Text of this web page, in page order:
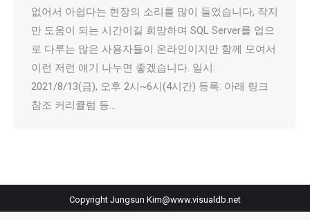
없어서 아쉽다는 현장의 소리를 많이 들었습니다, 작지
만 도움이 되는 시간이길 희망하며 SQL Server를 업으
로 다루는 많은 사용자들이 온라인이지만 함께 모여서
이런 저런 얘기 나누면 좋겠습니다. 일시:
2021/8/13(금), 오후 2시~6시(4시간) 등록: 아래 링크
참조 커리큘럼 등…
Copyright Jungsun Kim@www.visualdb.net